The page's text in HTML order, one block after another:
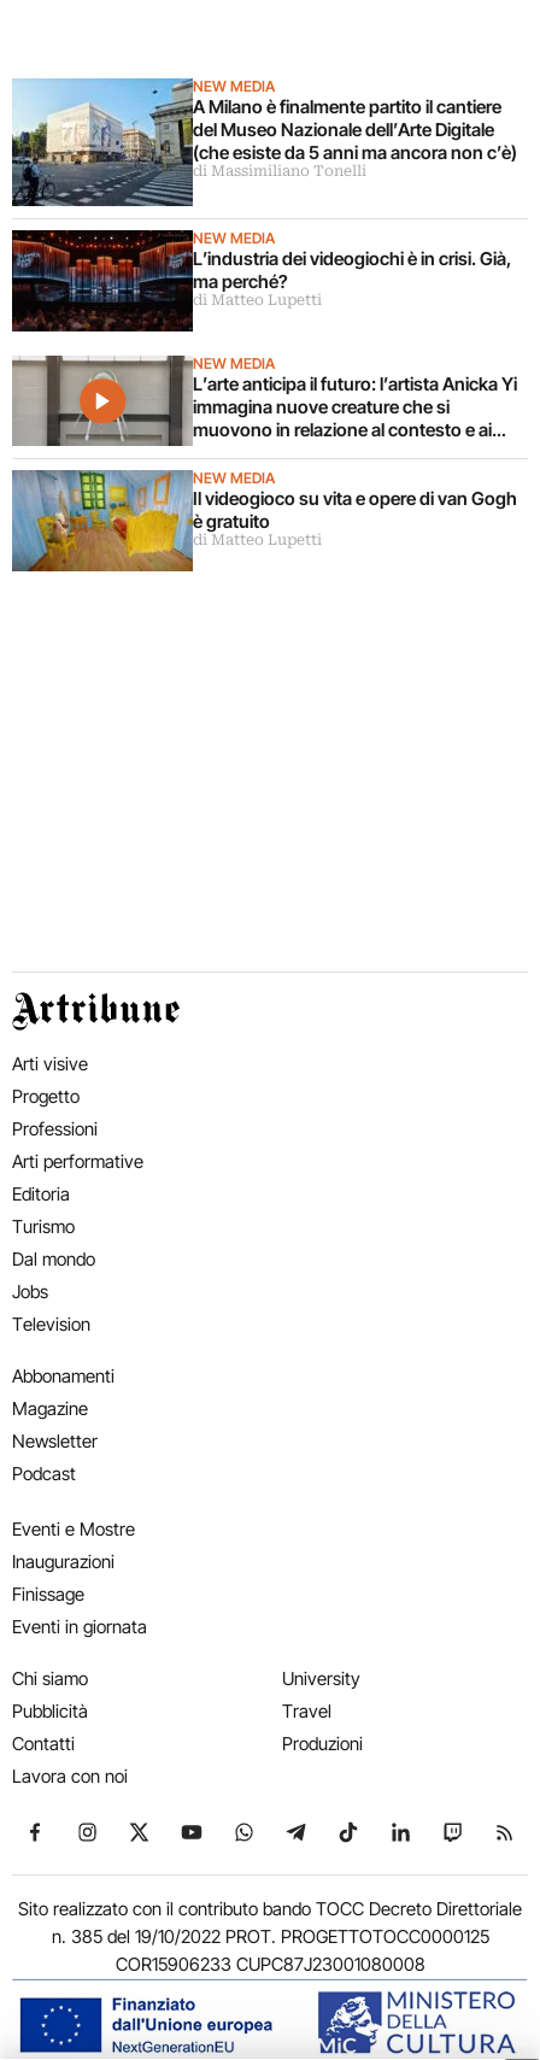
NEW MEDIA
A Milano è finalmente partito il cantiere
del Museo Nazionale dell’Arte Digitale
(che esiste da 5 anni ma ancora non c’è)
di Massimiliano Tonelli
NEW MEDIA
L’industria dei videogiochi è in crisi. Già,
ma perché?
di Matteo Lupetti
NEW MEDIA
L’arte anticipa il futuro: l’artista Anicka Yi
immagina nuove creature che si
muovono in relazione al contesto e ai
corpi circostanti
NEW MEDIA
Il videogioco su vita e opere di van Gogh
è gratuito
di Matteo Lupetti
Artribune
Arti visive
Progetto
Professioni
Arti performative
Editoria
Turismo
Dal mondo
Jobs
Television
Abbonamenti
Magazine
Newsletter
Podcast
Eventi e Mostre
Inaugurazioni
Finissage
Eventi in giornata
Chi siamo
Pubblicità
Contatti
Lavora con noi
University
Travel
Produzioni
Seguici su Facebook
Seguici su Instagram
Seguici su X
Seguici su YouTube
Seguici su WhatsApp
Seguici su Telegram
Seguici su TikTok
Seguici su
Seguici
Sito realizzato con il contributo bando TOCC Decreto Direttoriale
n. 385 del 19/10/2022 PROT. PROGETTOTOCC0000125
COR15906233 CUPC87J23001080008